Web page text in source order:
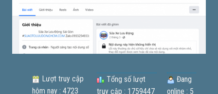
Lượt truy cập
hôm nay : 4723
Tổng số lượt
truy cập : 1759447
Đang
online : 5